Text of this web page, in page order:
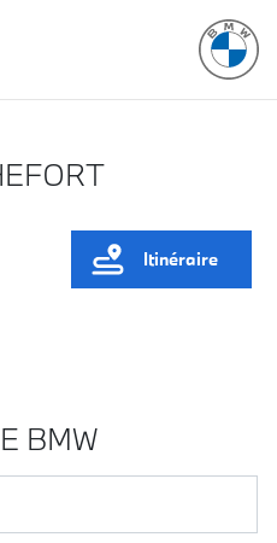
Itinéraire
BMW